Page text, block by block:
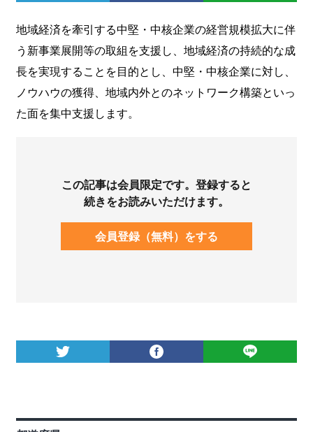
地域経済を牽引する中堅・中核企業の経営規模拡大に伴
う新事業展開等の取組を支援し、地域経済の持続的な成
長を実現することを目的とし、中堅・中核企業に対し、
ノウハウの獲得、地域内外とのネットワーク構築といっ
た面を集中支援します。
この記事は会員限定です。登録すると
続きをお読みいただけます。
会員登録（無料）をする